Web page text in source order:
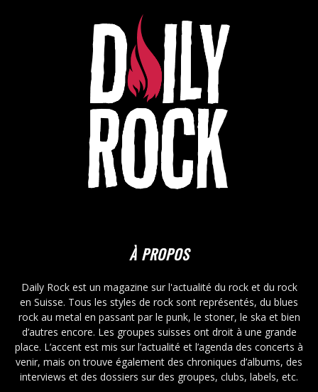
À PROPOS
Daily Rock est un magazine sur l'actualité du rock et du rock
en Suisse. Tous les styles de rock sont représentés, du blues
rock au metal en passant par le punk, le stoner, le ska et bien
d’autres encore. Les groupes suisses ont droit à une grande
place. L’accent est mis sur l’actualité et l’agenda des concerts à
venir, mais on trouve également des chroniques d’albums, des
interviews et des dossiers sur des groupes, clubs, labels, etc.